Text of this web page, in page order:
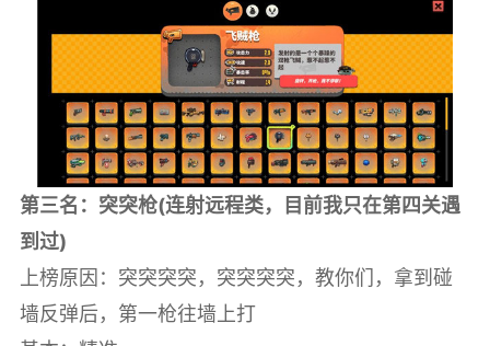
第三名：突突枪(连射远程类，目前我只在第四关遇
到过)
上榜原因：突突突突，突突突突，教你们，拿到碰
墙反弹后，第一枪往墙上打